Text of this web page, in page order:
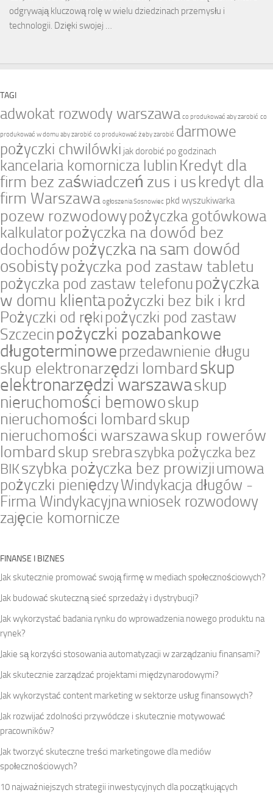
odgrywają kluczową rolę w wielu dziedzinach przemysłu i
technologii. Dzięki swojej …
TAGI
adwokat rozwody warszawa co produkować aby zarobić co
produkować w domu aby zarobić co produkować żeby zarobić darmowe
pożyczki chwilówki jak dorobić po godzinach
kancelaria komornicza lublin Kredyt dla
firm bez zaświadczeń zus i uskredyt dla
firm Warszawa ogłoszenia Sosnowiec pkd wyszukiwarka
pozew rozwodowypożyczka gotówkowa
kalkulatorpożyczka na dowód bez
dochodówpożyczka na sam dowód
osobistypożyczka pod zastaw tabletu
pożyczka pod zastaw telefonu pożyczka
w domu klientapożyczki bez bik i krd
Pożyczki od ręki pożyczki pod zastaw
Szczecin pożyczki pozabankowe
długoterminowe przedawnienie długu
skup elektronarzędzi lombardskup
elektronarzędzi warszawaskup
nieruchomości bemowoskup
nieruchomości lombardskup
nieruchomości warszawaskup rowerów
lombard skup srebraszybka pożyczka bez
BIKszybka pożyczka bez prowizjiumowa
pożyczki pieniędzyWindykacja długów -
Firma Windykacyjnawniosek rozwodowy
zajęcie komornicze
FINANSE I BIZNES
Jak skutecznie promować swoją firmę w mediach społecznościowych?
Jak budować skuteczną sieć sprzedaży i dystrybucji?
Jak wykorzystać badania rynku do wprowadzenia nowego produktu na
rynek?
Jakie są korzyści stosowania automatyzacji w zarządzaniu finansami?
Jak skutecznie zarządzać projektami międzynarodowymi?
Jak wykorzystać content marketing w sektorze usług finansowych?
Jak rozwijać zdolności przywódcze i skutecznie motywować
pracowników?
Jak tworzyć skuteczne treści marketingowe dla mediów
społecznościowych?
10 najważniejszych strategii inwestycyjnych dla początkujących